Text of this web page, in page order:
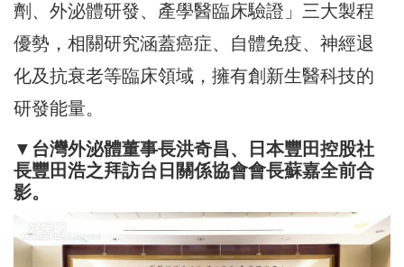
劑、外泌體研發、產學醫臨床驗證」三大製程
優勢，相關研究涵蓋癌症、自體免疫、神經退
化及抗衰老等臨床領域，擁有創新生醫科技的
研發能量。
▼ 台灣外泌體董事長洪奇昌、日本豐田控股社
長豐田浩之拜訪台日關係協會會長蘇嘉全前合
影。